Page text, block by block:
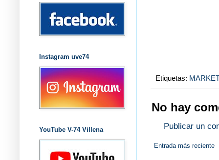
Etiquetas:
No hay
Publicar un
Entrada más reciente
Instagram uve74
YouTube V-74 Villena